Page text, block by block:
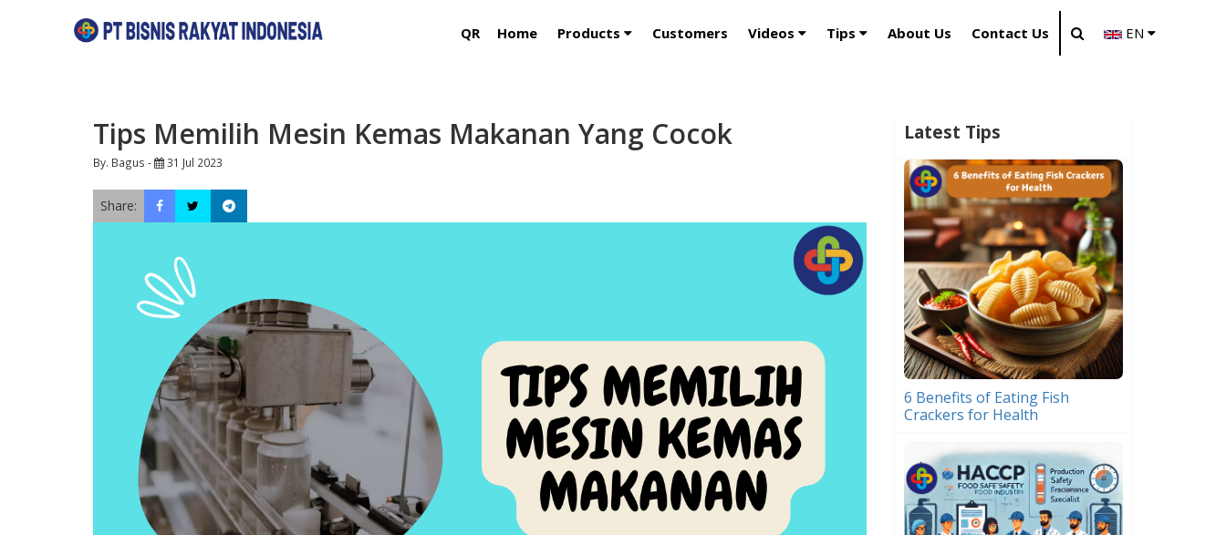
QR Home Products Customers Videos Tips About Us Contact Us EN
Tips Memilih Mesin Kemas Makanan Yang Cocok
By. Bagus - 31 Jul 2023
Share:
Latest Tips
6 Benefits of Eating Fish
Crackers for Health